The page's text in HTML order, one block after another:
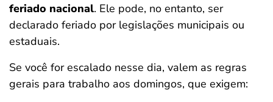
feriado nacional. Ele pode, no entanto, ser
declarado feriado por legislações municipais ou
estaduais.
Se você for escalado nesse dia, valem as regras
gerais para trabalho aos domingos, que exigem: